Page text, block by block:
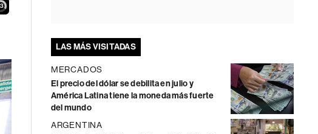
LAS MÁS VISITADAS
MERCADOS
El precio del dólar se debilita en julio y
América Latina tiene la moneda más fuerte
del mundo
ARGENTINA